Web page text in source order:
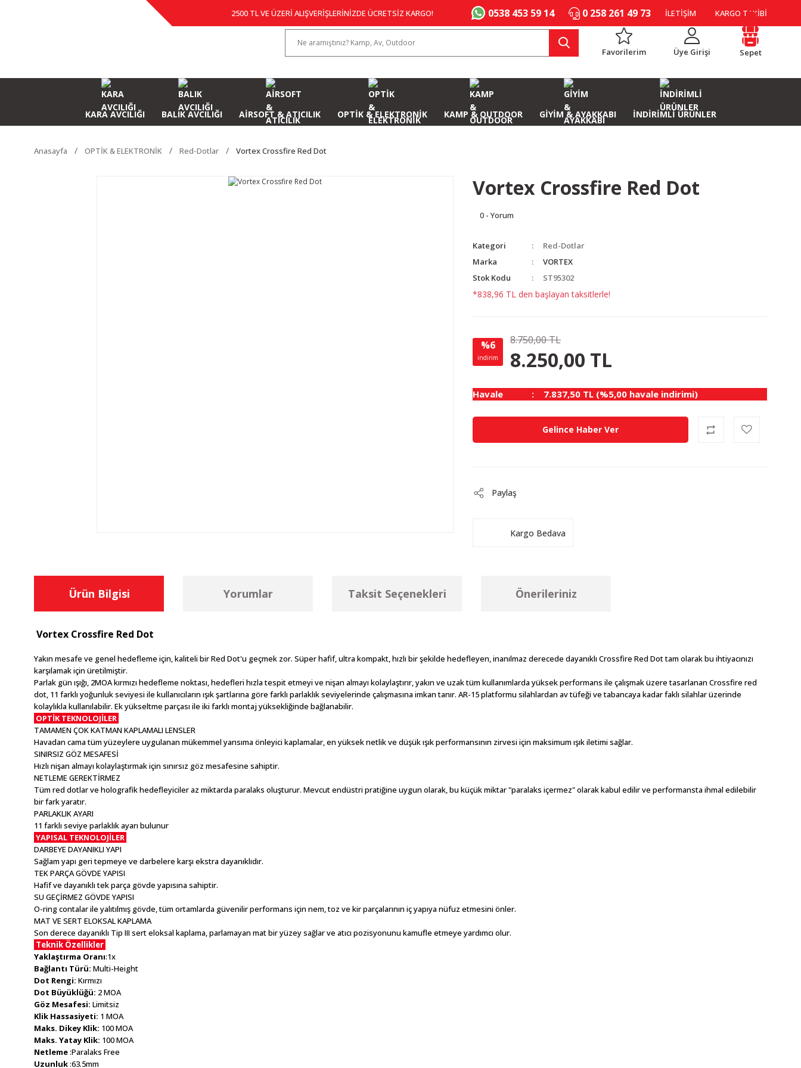
2500 TL VE ÜZERİ ALIŞVERİŞLERİNİZDE ÜCRETSİZ KARGO! 0538 453 59 14 0 258 261 49 73 İLETİŞİM KARGO TAKİBİ
Favorilerim Üye Girişi Sepet
KARA AVCILIĞI BALIK AVCILIĞI AİRSOFT & ATICILIK OPTİK & ELEKTRONİK KAMP & OUTDOOR GİYİM & AYAKKABI İNDİRİMLİ ÜRÜNLER
Anasayfa OPTİK & ELEKTRONİK Red-Dotlar Vortex Crossfire Red Dot
Vortex Crossfire Red Dot
0 - Yorum
Kategori
Red-Dotlar
Marka
VORTEX
Stok Kodu
ST95302
*838,96 TL den başlayan taksitlerle!
%6
indirim
8.750,00 TL
8.250,00 TL
Havale 7.837,50 TL (%5,00 havale indirimi)
Gelince Haber Ver
Paylaş
Kargo Bedava
Ürün Bilgisi Yorumlar Taksit Seçenekleri Önerileriniz
Vortex Crossfire Red Dot
Yakın mesafe ve genel hedefleme için, kaliteli bir Red Dot'u geçmek zor. Süper hafif, ultra kompakt, hızlı bir şekilde hedefleyen, inanılmaz derecede dayanıklı Crossfire Red Dot tam olarak bu ihtiyacınızı
karşılamak için üretilmiştir.
Parlak gün ışığı, 2MOA kırmızı hedefleme noktası, hedefleri hızla tespit etmeyi ve nişan almayı kolaylaştırır, yakın ve uzak tüm kullanımlarda yüksek performans ile çalışmak üzere tasarlanan Crossfire red
dot, 11 farklı yoğunluk seviyesi ile kullanıcıların ışık şartlarına göre farklı parlaklık seviyelerinde çalışmasına imkan tanır. AR-15 platformu silahlardan av tüfeği ve tabancaya kadar faklı silahlar üzerinde
kolaylıkla kullanılabilir. Ek yükseltme parçası ile iki farklı montaj yüksekliğinde bağlanabilir.
OPTİK TEKNOLOJİLER
TAMAMEN ÇOK KATMAN KAPLAMALI LENSLER
Havadan cama tüm yüzeylere uygulanan mükemmel yansıma önleyici kaplamalar, en yüksek netlik ve düşük ışık performansının zirvesi için maksimum ışık iletimi sağlar.
SINIRSIZ GÖZ MESAFESİ
Hızlı nişan almayı kolaylaştırmak için sınırsız göz mesafesine sahiptir.
NETLEME GEREKTİRMEZ
Tüm red dotlar ve holografik hedefleyiciler az miktarda paralaks oluşturur. Mevcut endüstri pratiğine uygun olarak, bu küçük miktar "paralaks içermez" olarak kabul edilir ve performansta ihmal edilebilir
bir fark yaratır.
PARLAKLIK AYARI
11 farklı seviye parlaklık ayarı bulunur
YAPISAL TEKNOLOJİLER
DARBEYE DAYANIKLI YAPI
Sağlam yapı geri tepmeye ve darbelere karşı ekstra dayanıklıdır.
TEK PARÇA GÖVDE YAPISI
Hafif ve dayanıklı tek parça gövde yapısına sahiptir.
SU GEÇİRMEZ GÖVDE YAPISI
O-ring contalar ile yalıtılmış gövde, tüm ortamlarda güvenilir performans için nem, toz ve kir parçalarının iç yapıya nüfuz etmesini önler.
MAT VE SERT ELOKSAL KAPLAMA
Son derece dayanıklı Tip III sert eloksal kaplama, parlamayan mat bir yüzey sağlar ve atıcı pozisyonunu kamufle etmeye yardımcı olur.
Teknik Özellikler
Yaklaştırma Oranı:1x
Bağlantı Türü: Multi-Height
Dot Rengi: Kırmızı
Dot Büyüklüğü: 2 MOA
Göz Mesafesi: Limitsiz
Klik Hassasiyeti: 1 MOA
Maks. Dikey Klik: 100 MOA
Maks. Yatay Klik: 100 MOA
Netleme:Paralaks Free
Uzunluk:63.5mm